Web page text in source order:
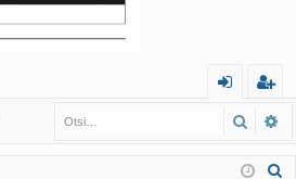
i
eg
ist
Otsi